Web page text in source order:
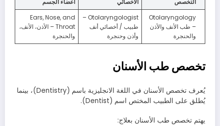
Otolaryngology
– طب الأنف والأذن
والحنجرة
Otolaryngologist –
طبيب / أخصائي أنف
وأذن وحنجرة
Ears, Nose, and
Throat – الأذن، الأنف،
والحنجرة
تخصص طب الأسنان
يُعرف تخصص الأسنان في اللغة الانجليزية باسم (Dentistry)، بينما
يُطلق على الطبيب المختص اسم (Dentist).
يهتم تخصص طب الأسنان بعلاج: